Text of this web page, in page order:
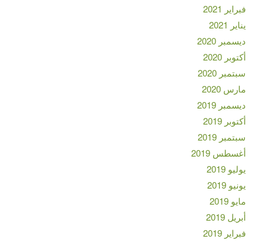
فبراير 2021
يناير 2021
ديسمبر 2020
أكتوبر 2020
سبتمبر 2020
مارس 2020
ديسمبر 2019
أكتوبر 2019
سبتمبر 2019
أغسطس 2019
يوليو 2019
يونيو 2019
مايو 2019
أبريل 2019
فبراير 2019